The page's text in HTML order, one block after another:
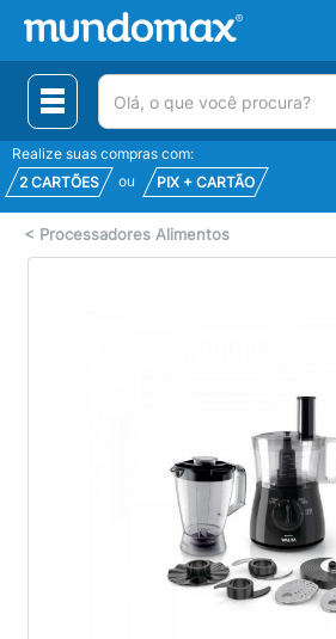
(pesquisar)
Realize suas compras com:
2 CARTÕES
ou PIX + CARTÃO
< Processadores Alimentos